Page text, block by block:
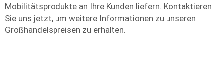
Mobilitätsprodukte an Ihre Kunden liefern. Kontaktieren
Sie uns jetzt, um weitere Informationen zu unseren
Großhandelspreisen zu erhalten.